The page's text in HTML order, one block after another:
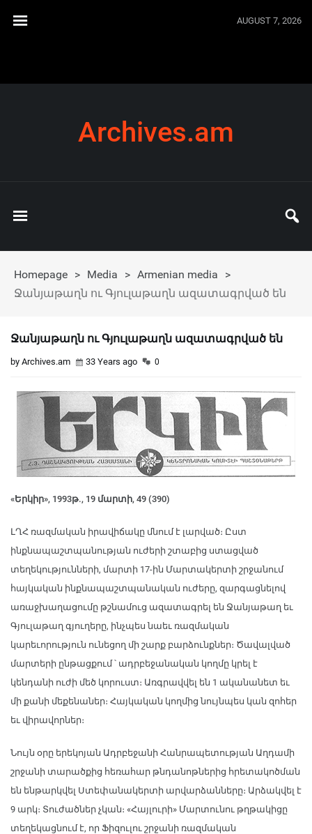
AUGUST 7, 2026
Archives.am
Homepage > Media > Armenian media
>
Ջանյաթաղն ու Գյուլաթաղն ազատագրված են
Ջանյաթաղն ու Գյուլաթաղն ազատագրված են
by Archives.am 33 Years ago 0
«Երկիր», 1993թ., 19 մարտի, 49 (390)
ԼՂՀ ռազմական իրավիճակը մնում է լարված։ Ըստ
ինքնապաշտպանության ուժերի շտաբից ստացված
տեղեկությունների, մարտի 17-ին Մարտակերտի շրջանում
հայկական ինքնապաշտպանական ուժերը, զարգացնելով
առաջխաղացումը թշնամուց ազատագրել են Ջանյաթաղ եւ
Գյուլաթաղ գյուղերը, ինչպես նաեւ ռազմական
կարեւորություն ունեցող մի շարք բարձունքներ։ Ծավալված
մարտերի ընթացքում ՝ ադրբեջանական կողմը կրել է
կենդանի ուժի մեծ կորուստ։ Առգրավվել են 1 ականանետ եւ
մի քանի մեքենաներ։ Հայկական կողմից նույնպես կան զոհեր
եւ վիրավորներ։
Նույն օրը երեկոյան Ադրբեջանի Հանրապետության Աղդամի
շրջանի տարածքից հեռահար թնդանոթներից հրետակոծման
են ենթարկվել Ստեփանակերտի արվարձանները։ Արձակվել է
9 արկ։ Տուժածներ չկան։ «Հայլուրի» Մարտունու թղթակիցը
տեղեկացնում է, որ Ֆիզուլու շրջանի ռազմական